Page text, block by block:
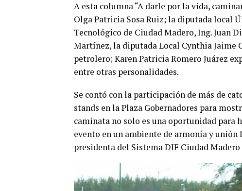
A esta columna “A darle por la vida,
Olga Patricia Sosa Ruiz; la diputada local
Tecnológico de Ciudad Madero, Ing. Juan
Martínez, la diputada Local Cynthia Jaime
petrolero; Karen Patricia Romero Juárez
entre otras personalidades.
Se contó con la participación de más de
stands en la Plaza Gobernadores para
caminata no solo es una oportunidad para
evento en un ambiente de armonía y
presidenta del Sistema DIF Ciudad